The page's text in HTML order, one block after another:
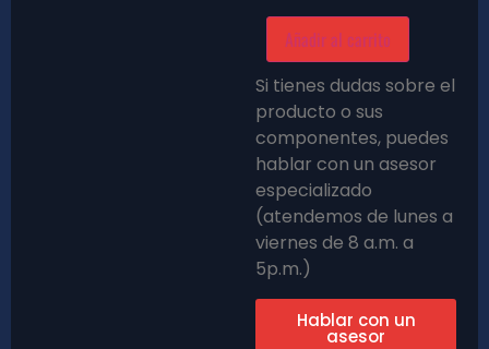
Añadir al carrito
Si tienes dudas sobre el
producto o sus
componentes, puedes
hablar con un asesor
especializado
(atendemos de lunes a
viernes de 8 a.m. a
5p.m.)
Hablar con un
asesor